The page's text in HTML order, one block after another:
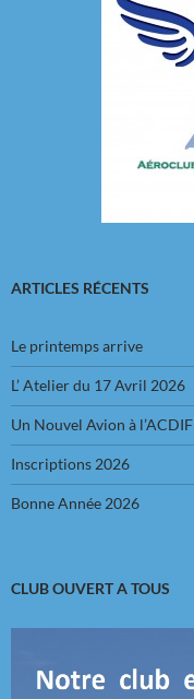
ARTICLES RÉCENTS
Le printemps arrive
L’ Atelier du 17 Avril 2026
Un Nouvel Avion à l’ACDIF
Inscriptions 2026
Bonne Année 2026
CLUB OUVERT A TOUS